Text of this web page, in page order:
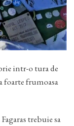
intr-o tura de
foarte frumoasa
trebuie sa